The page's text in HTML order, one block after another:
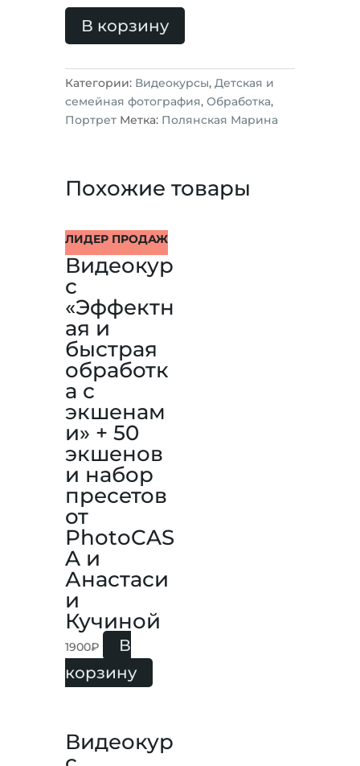
В корзину
Категории: Видеокурсы, Детская и
семейная фотография, Обработка,
Портрет Метка: Полянская Марина
Похожие товары
ЛИДЕР ПРОДАЖ
Видеокур
с
«Эффектн
ая и
быстрая
обработк
а с
экшенам
и» + 50
экшенов
и набор
пресетов
от
PhotoCAS
A и
Анастаси
и
Кучиной
1900₽
В
корзину
Видеокур